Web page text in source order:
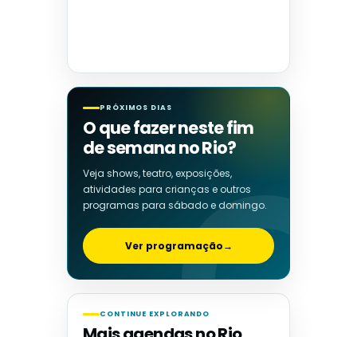
PRÓXIMOS DIAS
O que fazer neste fim
de semana no Rio?
Veja shows, teatro, exposições,
atividades para crianças e outros
programas para sábado e domingo.
Ver programação→
CONTINUE EXPLORANDO